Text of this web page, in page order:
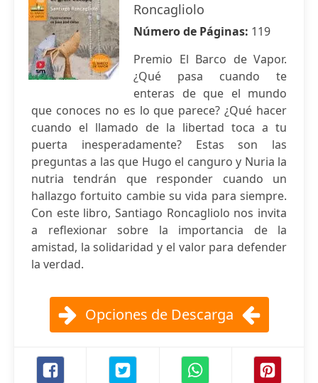
Roncagliolo
Número de Páginas: 119
Premio El Barco de Vapor.
¿Qué pasa cuando te
enteras de que el mundo
que conoces no es lo que parece? ¿Qué hacer
cuando el llamado de la libertad toca a tu
puerta inesperadamente? Estas son las
preguntas a las que Hugo el canguro y Nuria la
nutria tendrán que responder cuando un
hallazgo fortuito cambie su vida para siempre.
Con este libro, Santiago Roncagliolo nos invita
a reflexionar sobre la importancia de la
amistad, la solidaridad y el valor para defender
la verdad.
Opciones de Descarga